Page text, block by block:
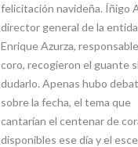
felicitación navideña. Íñigo
director general de la
Enrique Azurza,
coro, recogieron el guante
dudarlo. Apenas hubo
sobre la fecha, el tema que
cantarían el centenar de
disponibles ese día y el